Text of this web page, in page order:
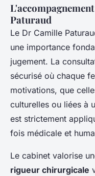
Paturaud
Le Dr Camille
une importance
jugement. La
sécurisé où chaque
motivations, que
culturelles ou liées à
est stricte­ment
fois médicale et
Le cabinet valorise
rigueur chirurgicale